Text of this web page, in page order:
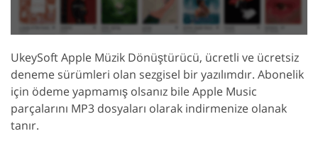
UkeySoft Apple Müzik Dönüştürücü, ücretli ve ücretsiz
deneme sürümleri olan sezgisel bir yazılımdır. Abonelik
için ödeme yapmamış olsanız bile Apple Music
parçalarını MP3 dosyaları olarak indirmenize olanak
tanır.